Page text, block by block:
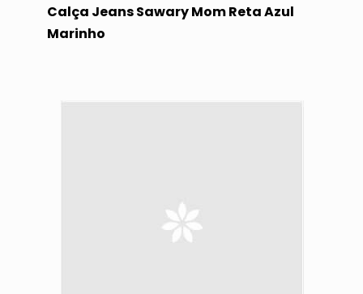
Calça Jeans Sawary Mom Reta Azul
Marinho